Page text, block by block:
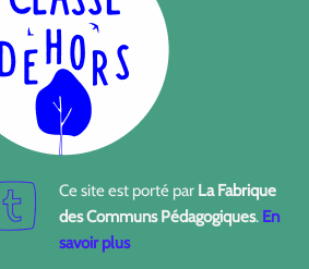
Ce site est porté par La Fabrique
des Communs Pédagogiques. En
savoir plus